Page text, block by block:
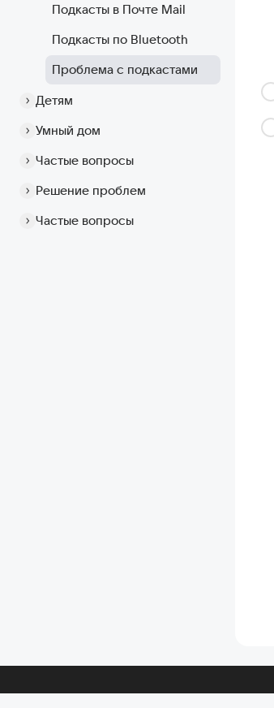
Подкасты в Почте Mail
Подкасты по Bluetooth
Проблема с подкастами
Детям
Умный дом
Частые вопросы
Решение проблем
Частые вопросы